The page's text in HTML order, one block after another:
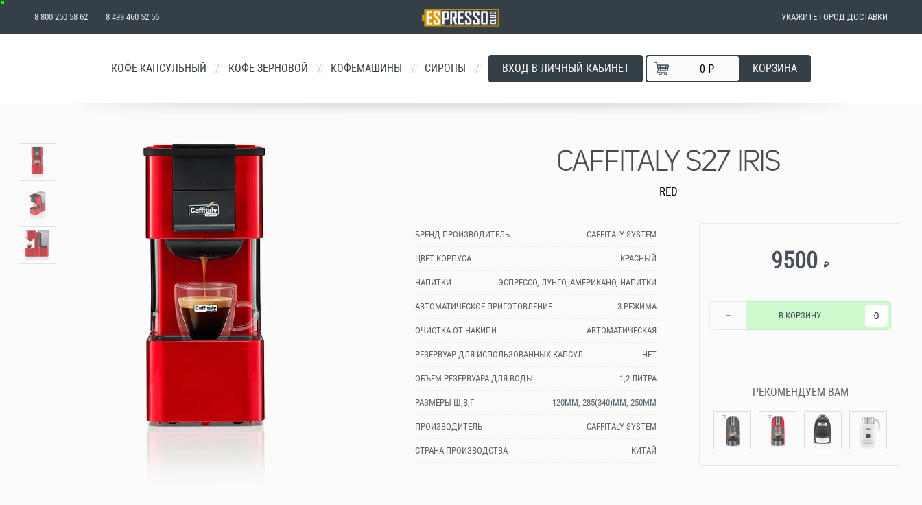
8 800 250 58 62 8 499 460 52 56 УКАЖИТЕ ГОРОД ДОСТАВКИ
КОФЕ КАПСУЛЬНЫЙ / КОФЕ ЗЕРНОВОЙ / КОФЕМАШИНЫ / СИРОПЫ / ВХОД В ЛИЧНЫЙ КАБИНЕТ ₽ КОРЗИНА
CAFFITALY S27 IRIS
RED
БРЕНД ПРОИЗВОДИТЕЛЬ CAFFITALY SYSTEM
ЦВЕТ КОРПУСА КРАСНЫЙ
НАПИТКИ ЭСПРЕССО, ЛУНГО, АМЕРИКАНО, НАПИТКИ
АВТОМАТИЧЕСКОЕ ПРИГОТОВЛЕНИЕ 3 РЕЖИМА
ОЧИСТКА ОТ НАКИПИ АВТОМАТИЧЕСКАЯ
РЕЗЕРВУАР ДЛЯ ИСПОЛЬЗОВАННЫХ КАПСУЛ НЕТ
ОБЪЕМ РЕЗЕРВУАРА ДЛЯ ВОДЫ 1,2 ЛИТРА
РАЗМЕРЫ Ш,В,Г 120ММ, 285(340)ММ, 250ММ
ПРОИЗВОДИТЕЛЬ CAFFITALY SYSTEM
СТРАНА ПРОИЗВОДСТВА КИТАЙ
9500 ₽
− В КОРЗИНУ
РЕКОМЕНДУЕМ ВАМ